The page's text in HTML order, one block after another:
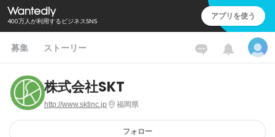
400万人が利用するビジネスSNS アプリを使う
募集 ストーリー
株式会社SKT
http://www.sktinc.jp 福岡県
フォロー